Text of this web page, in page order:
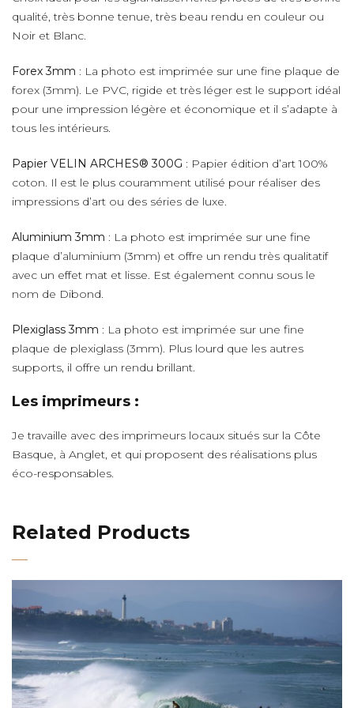
qualité, très bonne tenue, très beau rendu en couleur ou
Noir et Blanc.
Forex 3mm : La photo est imprimée sur une fine plaque de
forex (3mm). Le PVC, rigide et très léger est le support idéal
pour une impression légère et économique et il s’adapte à
tous les intérieurs.
Papier VELIN ARCHES® 300G : Papier édition d’art 100%
coton. Il est le plus couramment utilisé pour réaliser des
impressions d’art ou des séries de luxe.
Aluminium 3mm : La photo est imprimée sur une fine
plaque d’aluminium (3mm) et offre un rendu très qualitatif
avec un effet mat et lisse. Est également connu sous le
nom de Dibond.
Plexiglass 3mm : La photo est imprimée sur une fine
plaque de plexiglass (3mm). Plus lourd que les autres
supports, il offre un rendu brillant.
Les imprimeurs :
Je travaille avec des imprimeurs locaux situés sur la Côte
Basque, à Anglet, et qui proposent des réalisations plus
éco-responsables.
Related Products